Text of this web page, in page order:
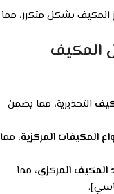
المكيف بشكل متكرر، مما
المكيف
التحذيرية، مما يضمن
المكيفات المركزية، مما
المكيف المركزي، مما